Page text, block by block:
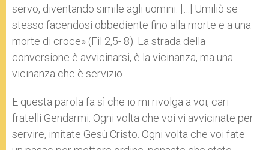
servo, diventando simile agli uomini. […] Umiliò se
stesso facendosi obbediente fino alla morte e a una
morte di croce» (Fil 2,5- 8). La strada della
conversione è avvicinarsi, è la vicinanza, ma una
vicinanza che è servizio.
E questa parola fa sì che io mi rivolga a voi, cari
fratelli Gendarmi. Ogni volta che voi vi avvicinate per
servire, imitate Gesù Cristo. Ogni volta che voi fate